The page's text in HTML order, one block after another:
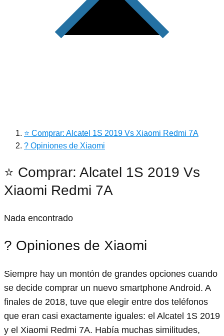
⭐ Comprar: Alcatel 1S 2019 Vs Xiaomi Redmi 7A
? Opiniones de Xiaomi
⭐ Comprar: Alcatel 1S 2019 Vs
Xiaomi Redmi 7A
Nada encontrado
? Opiniones de Xiaomi
Siempre hay un montón de grandes opciones cuando
se decide comprar un nuevo smartphone Android. A
finales de 2018, tuve que elegir entre dos teléfonos
que eran casi exactamente iguales: el Alcatel 1S 2019
y el Xiaomi Redmi 7A. Había muchas similitudes,